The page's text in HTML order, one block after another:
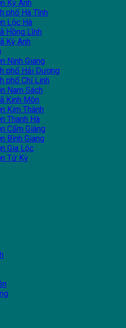
Kỳ Anh
phố Hà Tĩnh
Lộc Hà
Hồng Lĩnh
Kỳ Anh
Ninh Giang
phố Hải Dương
phố Chí Linh
Nam Sách
Kinh Môn
Kim Thành
Thanh Hà
Cẩm Giàng
Bình Giang
Gia Lộc
Tứ Kỳ